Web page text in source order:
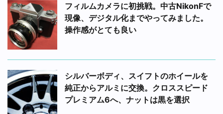
フィルムカメラに初挑戦。中古NikonFで
現像、デジタル化までやってみました。
操作感がとても良い
シルバーボディ、スイフトのホイールを
純正からアルミに交換。クロススピード
プレミアム6へ、ナットは黒を選択